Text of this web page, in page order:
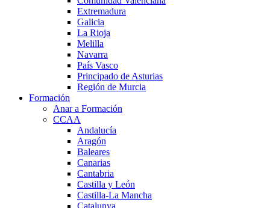
Extremadura
Galicia
La Rioja
Melilla
Navarra
País Vasco
Principado de Asturias
Región de Murcia
Formación
Anar a Formación
CCAA
Andalucía
Aragón
Baleares
Canarias
Cantabria
Castilla y León
Castilla-La Mancha
Catalunya